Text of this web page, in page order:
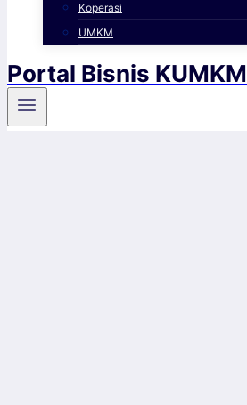
Koperasi
UMKM
Portal Bisnis KUMKM